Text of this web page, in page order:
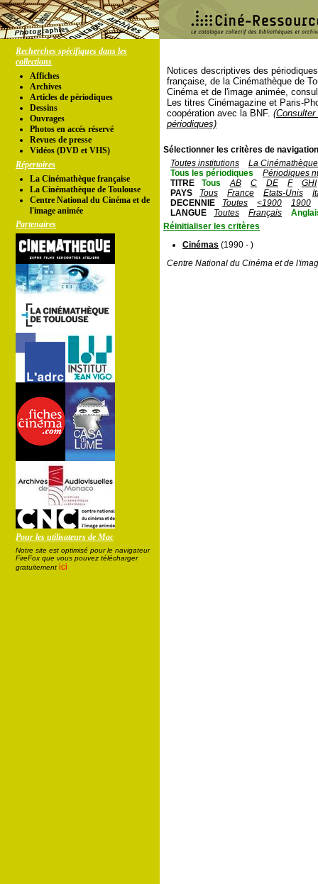
Recherches spécifiques dans les
collections
Affiches
Archives
Articles de périodiques
Dessins
Ouvrages
Photos en accés réservé
Revues de presse
Vidéos (DVD et VHS)
Répertoires
La Cinémathèque française
La Cinémathèque de Toulouse
Centre National du Cinéma et de
l'image animée
Partenaires
Pour les utilisateurs de Mac
Notre site est optimisé pour le navigateur
FireFox que vous pouvez télécharger
gratuitement ici
Notices descriptives des
française, de la Cinémathèque de
Cinéma et de l'image animée,
Les titres Cinémagazine et Paris-
coopération avec la BNF.
périodiques)
Sélectionner les critères de
Toutes institutions
La
Tous les périodiques
Périodiques
TITRE
Tous AB C DE F
GHI
PAYS
Tous France Etats-Unis
DECENNIE
Toutes <1900
1900
LANGUE
Toutes Français
Réinitialiser les critères
Cinémas (1990 - )
Centre National du Cinéma et de